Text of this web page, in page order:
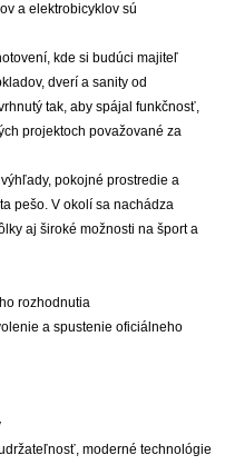
a elektrobicyklov sú
kde si budúci majiteľ
dverí a sanity od
tak, aby spájal funkčnosť,
projektoch považované za
pokojné prostredie a
pešo. V okolí sa nachádza
aj široké možnosti na šport a
rozhodnutia
a spustenie oficiálneho
moderné technológie